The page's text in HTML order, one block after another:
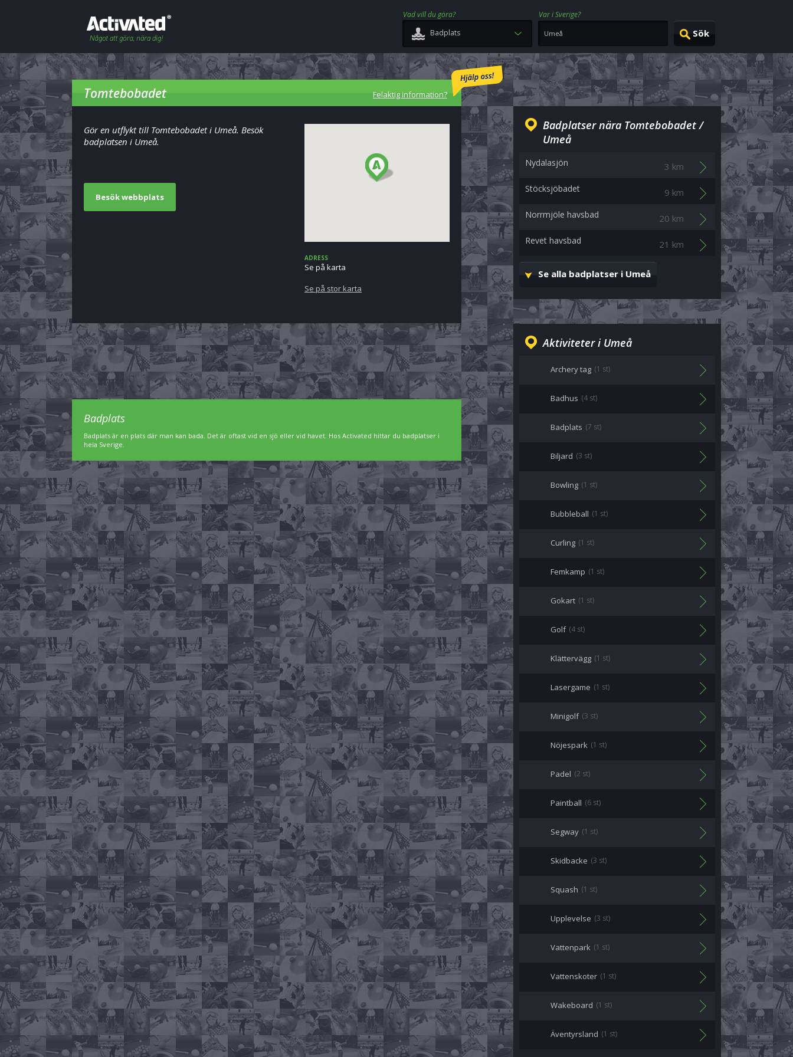
Vad vill du göra?
Var i Sverige?
Badplats
Tomtebobadet Felaktig information?
Gör en utflykt till Tomtebobadet i Umeå. Besök
badplatsen i Umeå.
Besök webbplats
ADRESS
Se på karta
Se på stor karta
Badplatser nära Tomtebobadet /
Umeå
Nydalasjön 3 km
Stöcksjöbadet 9 km
Norrmjöle havsbad 20 km
Revet havsbad 21 km
Se alla badplatser i Umeå
Aktiviteter i Umeå
Archery tag (1 st)
Badhus (4 st)
Badplats (7 st)
Biljard (3 st)
Bowling (1 st)
Bubbleball (1 st)
Curling (1 st)
Femkamp (1 st)
Gokart (1 st)
Golf (4 st)
Klättervägg (1 st)
Lasergame (1 st)
Minigolf (3 st)
Nöjespark (1 st)
Padel (2 st)
Paintball (6 st)
Segway (1 st)
Skidbacke (3 st)
Squash (1 st)
Upplevelse (3 st)
Vattenpark (1 st)
Vattenskoter (1 st)
Wakeboard (1 st)
Äventyrsland (1 st)
Badplats
Badplats är en plats där man kan bada. Det är oftast vid en sjö eller vid havet. Hos Activated hittar du badplatser i
hela Sverige.